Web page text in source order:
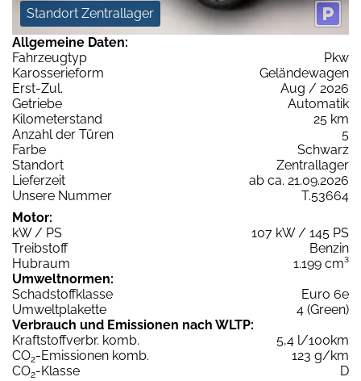
Standort Zentrallager
Allgemeine Daten:
Fahrzeugtyp
Pkw
Karosserieform
Geländewagen
Erst-Zul.
Aug / 2026
Getriebe
Automatik
Kilometerstand
25 km
Anzahl der Türen
5
Farbe
Schwarz
Standort
Zentrallager
Lieferzeit
ab ca. 21.09.2026
Unsere Nummer
T.53664
Motor:
kW / PS
107 kW / 145 PS
Treibstoff
Benzin
Hubraum
1.199 cm³
Umweltnormen:
Schadstoffklasse
Euro 6e
Umweltplakette
4 (Green)
Verbrauch und Emissionen nach WLTP:
Kraftstoffverbr. komb.
5,4 l/100km
CO2-Emissionen komb.
123 g/km
CO2-Klasse
D